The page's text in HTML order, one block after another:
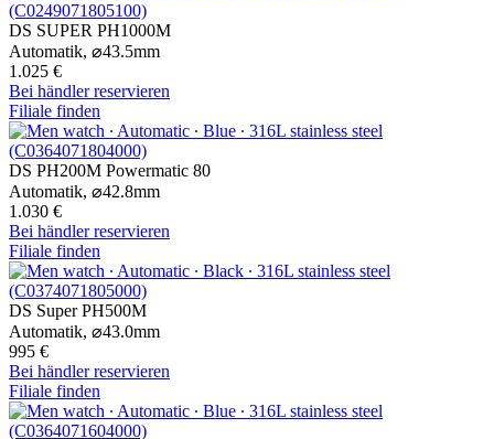
DS SUPER PH1000M
Automatik, ⌀43.5mm
1.025 €
Bei händler reservieren
Filiale finden
DS PH200M Powermatic 80
Automatik, ⌀42.8mm
1.030 €
Bei händler reservieren
Filiale finden
DS Super PH500M
Automatik, ⌀43.0mm
995 €
Bei händler reservieren
Filiale finden